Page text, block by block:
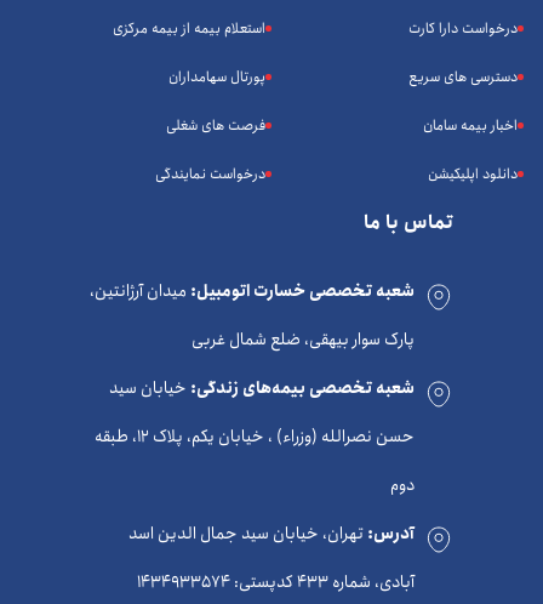
درخواست دارا کارت
دسترسی های سریع
اخبار بیمه سامان
دانلود اپلیکیشن
استعلام بیمه از بیمه مرکزی
پورتال سهامداران
فرصت های شغلی
درخواست نمایندگی
تماس با ما
شعبه تخصصی خسارت اتومبیل: میدان آرژانتین،
پارک سوار بیهقی، ضلع شمال غربی
شعبه تخصصی بیمه‌های زندگی: خیابان سید
حسن نصرالله (وزراء) ، خیابان یکم، پلاک 12، طبقه
دوم
آدرس:تهران، خیابان سید جمال الدین اسد
آبادی، شماره 433 کدپستی: 1434933574